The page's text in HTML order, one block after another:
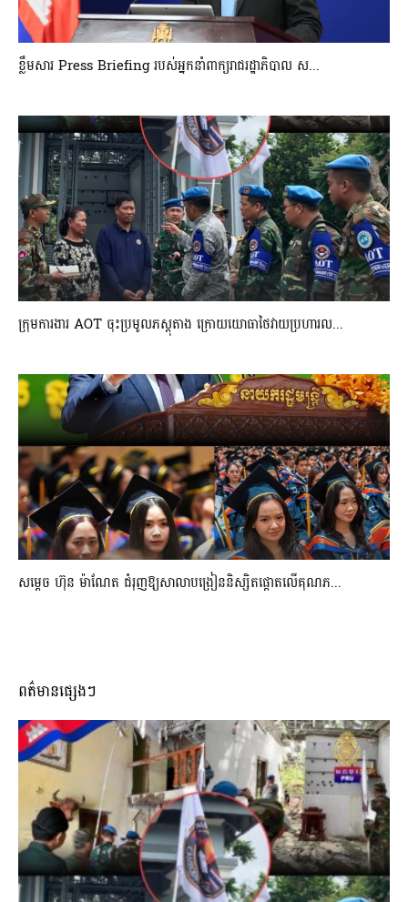
ខ្លឹមសារ Press Briefing របស់អ្នកនាំពាក្យរាជរដ្ឋាភិបាល ស...
ក្រុមការងារ AOT ចុះប្រមូលភស្តុតាង ក្រោយយោធាថៃវាយប្រហារល...
សម្តេច ហ៊ុន ម៉ាណែត ជំរុញឱ្យសាលាបង្រៀននិស្សិតផ្តោតលើគុណភ...
ពត៌មានផ្សេងៗ